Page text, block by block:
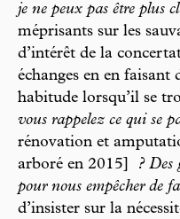
je ne peux pas être plus
méprisants sur les
d’intérêt de la
échanges en en faisant
habitude lorsqu’il se
vous rappelez ce qui se
rénovation et
arboré en 2015]
? Des
pour nous empêcher de
d’insister sur la